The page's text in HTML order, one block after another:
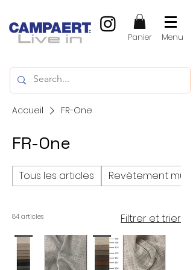
Panier Menu
Accueil FR-One
FR-One
Tous les articles Revêtement mural
84 articles Filtrer et trier